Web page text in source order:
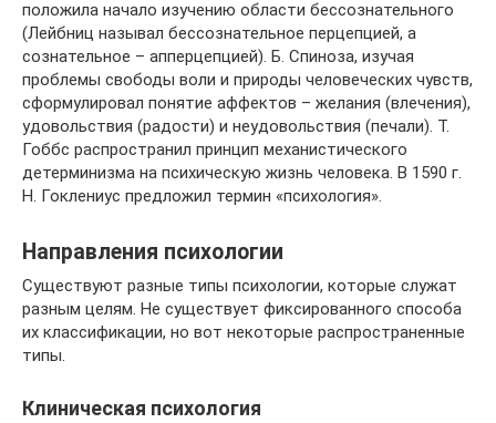
положила начало изучению области бессознательного
(Лейбниц называл бессознательное перцепцией, а
сознательное – апперцепцией). Б. Спиноза, изучая
проблемы свободы воли и природы человеческих чувств,
сформулировал понятие аффектов – желания (влечения),
удовольствия (радости) и неудовольствия (печали). Т.
Гоббс распространил принцип механистического
детерминизма на психическую жизнь человека. В 1590 г.
Н. Гоклениус предложил термин «психология».
Направления психологии
Существуют разные типы психологии, которые служат
разным целям. Не существует фиксированного способа
их классификации, но вот некоторые распространенные
типы.
Клиническая психология